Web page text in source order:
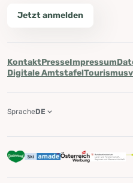
Jetzt anmelden
KontaktPresseImpressum
Digitale Amtstafel
SpracheDE